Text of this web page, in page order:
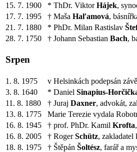
15. 7. 1900
* ThDr. ViktorHájek,
17. 7. 1995
† Maša Haľamová,
21. 7. 1880
* PhDr. Milan Rastislav
28. 7. 1750
† Johann Sebastian Bach,
Srpen
1. 8. 1975
v Helsinkách podepsán
3. 8. 1640
* Daniel Sinapius-
11. 8. 1880
† Juraj Daxner, advokát,
13. 8. 1775
Marie Terezie vydala
16. 8. 1945
† prof. PhDr. Kamil Krofta
16. 8. 2005
† RogerSchütz, zakladatel
18. 8. 1975
† Štěpán Šoltész, farář a